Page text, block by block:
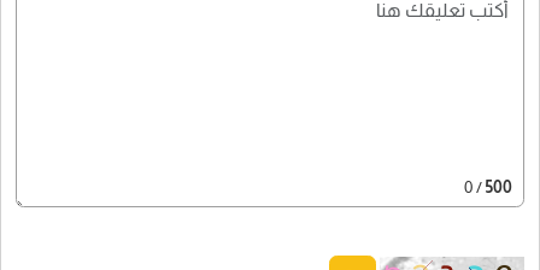
500
/ 0